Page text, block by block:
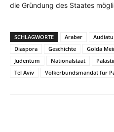
die Gründung des Staates
SCHLAGWORTE Araber
Diaspora
Geschichte Golda
Judentum
Nationalstaat
Tel Aviv
Völkerbundsmandat für